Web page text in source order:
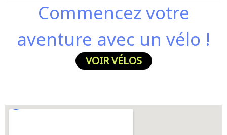
Commencez votre
aventure avec un vélo !
VOIR VÉLOS